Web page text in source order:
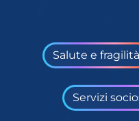
29.10.2025
Salute e fragilità
Servizi